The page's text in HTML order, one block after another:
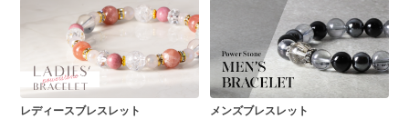
レディースブレスレット メンズブレスレット